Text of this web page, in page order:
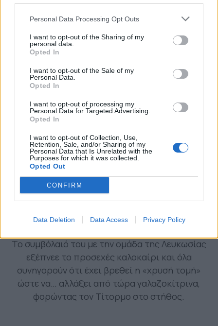
Personal Data Processing Opt Outs
I want to opt-out of the Sharing of my
personal data.
Opted In
I want to opt-out of the Sale of my
Personal Data.
Opted In
I want to opt-out of processing my
Personal Data for Targeted Advertising.
Opted In
I want to opt-out of Collection, Use,
Retention, Sale, and/or Sharing of my
Personal Data that Is Unrelated with the
Purposes for which it was collected.
Opted Out
CONFIRM
Data Deletion Data Access Privacy Policy
Ο Γιάννης Αναστασίου έχει πολύ καλή εικόνα για
τον ποδοσφαιριστή, μην ξεχνάμε άλλωστε ότι
Ομόνοια.
Το συμβόλαιό του με την ομάδα της Λευκωσίας
εξέπνεε το προσεχές καλοκαίρι και όλα
συνηγορούν ότι έχει βρεθεί η «χρυσή τομή»
ώστε να… αλλάξει από τώρα γαλαζοκίτρινα,
φορώντας τον Τίτορμο στο στήθος.